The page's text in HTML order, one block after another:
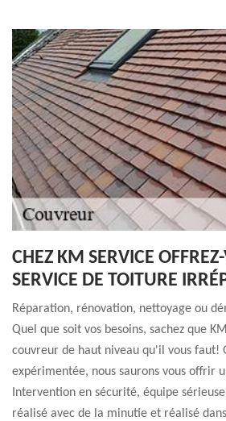
CHEZ KM SERVICE
SERVICE DE TOITURE
Réparation, rénovation, nettoyage ou
Quel que soit vos besoins, sachez que
couvreur de haut niveau qu'il vous faut!
expérimentée, nous saurons vous offrir
Intervention en sécurité, équipe
réalisé avec de la minutie et réalisé